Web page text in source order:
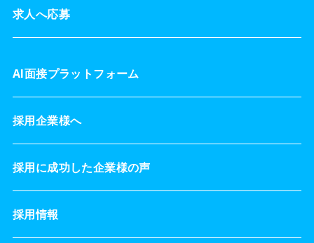
求人へ応募
AI面接プラットフォーム
採用企業様へ
採用に成功した企業様の声
採用情報